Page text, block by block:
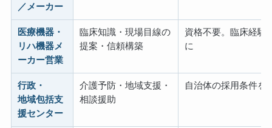
／メーカー
医療機器・
リハ機器メ
ーカー営業
臨床知識・現場目線の
提案・信頼構築
資格不要。臨床経験
に
行政・
地域包括支
援センター
介護予防・地域支援・
相談援助
自治体の採用条件を